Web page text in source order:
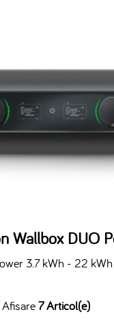
Wallbox DUO
3.7 kWh - 22 kWh
Afisare7 Articol(e)